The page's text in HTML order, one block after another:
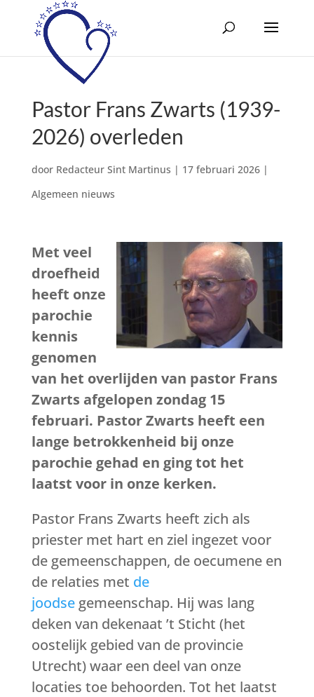
Pastor Frans Zwarts (1939-
2026) overleden
door Redacteur Sint Martinus | 17 februari 2026|
Algemeen nieuws
Met veel
droefheid
heeft onze
parochie
kennis
genomen
van het overlijden van pastor Frans
Zwarts afgelopen zondag 15
februari. Pastor Zwarts heeft een
lange betrokkenheid bij onze
parochie gehad en ging tot het
laatst voor in onze kerken.
Pastor Frans Zwarts heeft zich als
priester met hart en ziel ingezet voor
de gemeenschappen, de oecumene en
de relaties met de
joodse gemeenschap. Hij was lang
deken van dekenaat ’t Sticht (het
oostelijk gebied van de provincie
Utrecht) waar een deel van onze
locaties toe behoorden. Tot het laatst